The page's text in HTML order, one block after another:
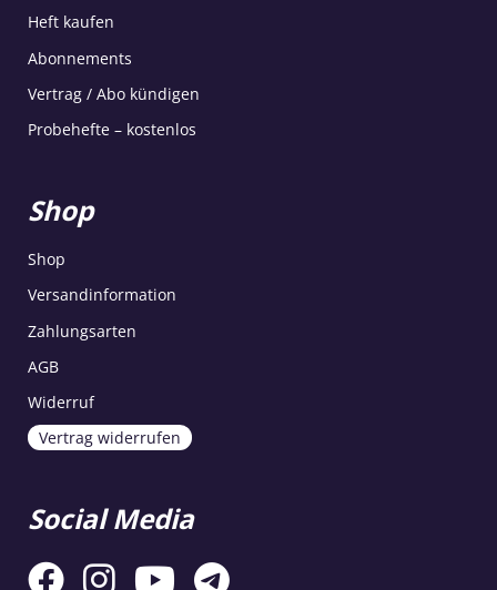
Heft kaufen
Abonnements
Vertrag / Abo kündigen
Probehefte – kostenlos
Shop
Shop
Versandinformation
Zahlungsarten
AGB
Widerruf
Vertrag widerrufen
Social Media